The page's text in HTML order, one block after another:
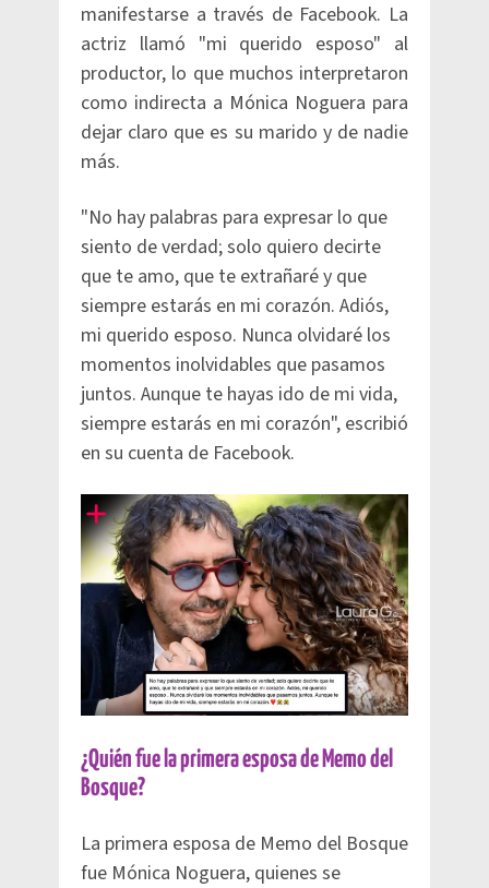
manifestarse a través de Facebook. La
actriz llamó "mi querido esposo" al
productor, lo que muchos interpretaron
como indirecta a Mónica Noguera para
dejar claro que es su marido y de nadie
más.
"No hay palabras para expresar lo que
siento de verdad; solo quiero decirte
que te amo, que te extrañaré y que
siempre estarás en mi corazón. Adiós,
mi querido esposo. Nunca olvidaré los
momentos inolvidables que pasamos
juntos. Aunque te hayas ido de mi vida,
siempre estarás en mi corazón", escribió
en su cuenta de Facebook.
¿Quién fue la primera esposa de Memo del
Bosque?
La primera esposa de Memo del Bosque
fue Mónica Noguera, quienes se